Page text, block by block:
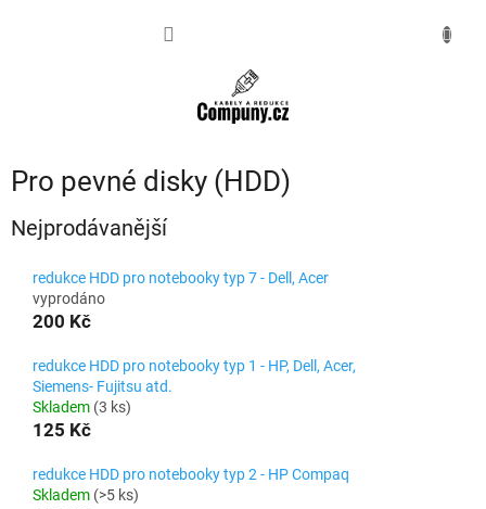
NÁKUPNÍ
Pro pevné disky (HDD)
Nejprodávanější
redukce HDD pro notebooky typ 7 - Dell, Acer
vyprodáno
200 Kč
redukce HDD pro notebooky typ 1 - HP, Dell, Acer,
Siemens- Fujitsu atd.
Skladem (3 ks)
125 Kč
redukce HDD pro notebooky typ 2 - HP Compaq
Skladem (>5 ks)